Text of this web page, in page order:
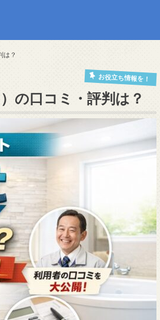
は？
お役立ち情報を！
の口コミ・評判は？